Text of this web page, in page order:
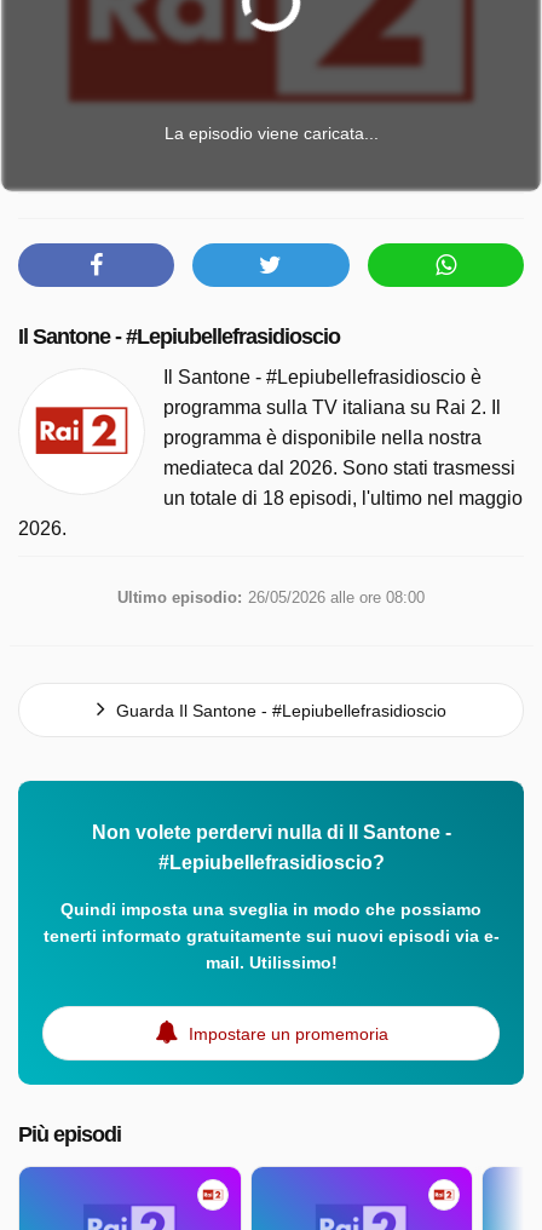
La episodio viene caricata...
Il Santone - #Lepiubellefrasidioscio
Il Santone - #Lepiubellefrasidioscio è
programma sulla TV italiana su Rai 2. Il
programma è disponibile nella nostra
mediateca dal 2026. Sono stati trasmessi
un totale di 18 episodi, l'ultimo nel maggio
2026.
Ultimo episodio: 26/05/2026 alle ore 08:00
Guarda Il Santone - #Lepiubellefrasidioscio
Non volete perdervi nulla di Il Santone -
#Lepiubellefrasidioscio?
Quindi imposta una sveglia in modo che possiamo
tenerti informato gratuitamente sui nuovi episodi via e-
mail. Utilissimo!
Impostare un promemoria
Più episodi